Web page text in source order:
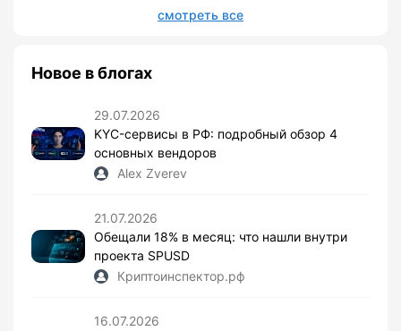
смотреть все
Новое в блогах
29.07.2026
KYC-сервисы в РФ: подробный обзор 4
основных вендоров
Alex Zverev
21.07.2026
Обещали 18% в месяц: что нашли внутри
проекта SPUSD
Криптоинспектор.рф
16.07.2026